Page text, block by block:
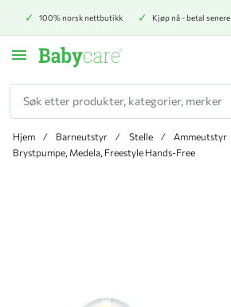
100% norsk nettbutikk Kjøp nå - betal senere
Søk
Hjem Barneutstyr Stelle
Ammeutstyr
Brystpumpe, Medela, Freestyle Hands-Free